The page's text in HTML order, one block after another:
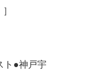
ト●神戸宇